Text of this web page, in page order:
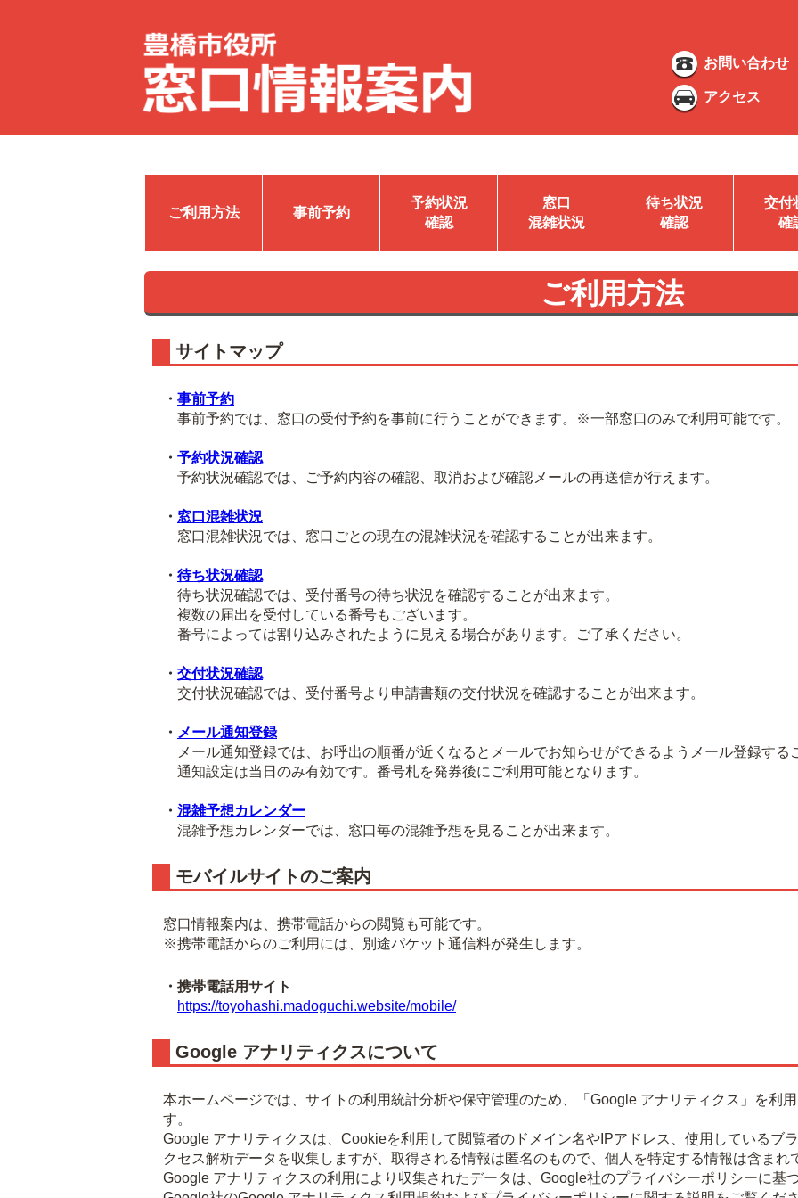
お問い合わせ
アクセス
ご利用方法 事前予約
予約状況
確認
窓口
混雑状況
待ち状況
確認
交付
確
ご利用方法
サイトマップ
・ 事前予約
事前予約では、窓口の受付予約を事前に行うことができます。※一部窓口のみで利用可能です。
・ 予約状況確認
予約状況確認では、ご予約内容の確認、取消および確認メールの再送信が行えます。
・ 窓口混雑状況
窓口混雑状況では、窓口ごとの現在の混雑状況を確認することが出来ます。
・ 待ち状況確認
待ち状況確認では、受付番号の待ち状況を確認することが出来ます。
複数の届出を受付している番号もございます。
番号によっては割り込みされたように見える場合があります。ご了承ください。
・ 交付状況確認
交付状況確認では、受付番号より申請書類の交付状況を確認することが出来ます。
・ メール通知登録
メール通知登録では、お呼出の順番が近くなるとメールでお知らせができるようメール登録する
通知設定は当日のみ有効です。番号札を発券後にご利用可能となります。
・ 混雑予想カレンダー
混雑予想カレンダーでは、窓口毎の混雑予想を見ることが出来ます。
モバイルサイトのご案内
窓口情報案内は、携帯電話からの閲覧も可能です。
※携帯電話からのご利用には、別途パケット通信料が発生します。
・携帯電話用サイト
https://toyohashi.madoguchi.website/mobile/
Google アナリティクスについて
本ホームページでは、サイトの利用統計分析や保守管理のため、「Google アナリティクス」を利
す。
Google アナリティクスは、Cookieを利用して閲覧者のドメイン名やIPアドレス、使用しているブ
クセス解析データを収集しますが、取得される情報は匿名のもので、個人を特定する情報は含まれ
Google アナリティクスの利用により収集されたデータは、Google社のプライバシーポリシーに基